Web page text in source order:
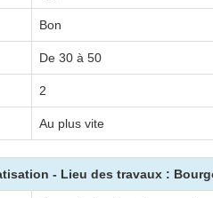
Bon
De 30 à 50
2
Au plus vite
- Lieu des travaux :